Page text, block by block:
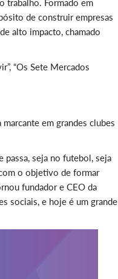
trabalho. Formado em
de construir empresas
alto impacto, chamado
“Os Sete Mercados
em grandes clubes
passa, seja no futebol, seja
o objetivo de formar
fundador e CEO da
sociais, e hoje é um grande